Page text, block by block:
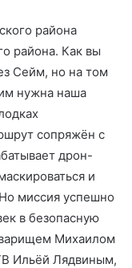
района
района. Как вы
Сейм, но на том
нужна наша
сопряжён с
дрон-
и
миссия успешно
в безопасную
Михаилом
Ильёй Лядвиным,